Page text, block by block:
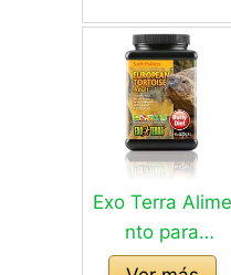
Exo Terra Alime
nto para
Tortuga